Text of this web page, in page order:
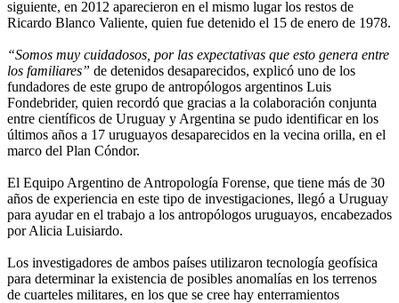
siguiente, en 2012 aparecieron en el mismo lugar los restos de
Ricardo Blanco Valiente, quien fue detenido el 15 de enero de 1978.
“Somos muy cuidadosos, por las expectativas que esto genera entre
los familiares” de detenidos desaparecidos, explicó uno de los
fundadores de este grupo de antropólogos argentinos Luis
Fondebrider, quien recordó que gracias a la colaboración conjunta
entre científicos de Uruguay y Argentina se pudo identificar en los
últimos años a 17 uruguayos desaparecidos en la vecina orilla, en el
marco del Plan Cóndor.
El Equipo Argentino de Antropología Forense, que tiene más de 30
años de experiencia en este tipo de investigaciones, llegó a Uruguay
para ayudar en el trabajo a los antropólogos uruguayos, encabezados
por Alicia Luisiardo.
Los investigadores de ambos países utilizaron tecnología geofísica
para determinar la existencia de posibles anomalías en los terrenos
de cuarteles militares, en los que se cree hay enterramientos